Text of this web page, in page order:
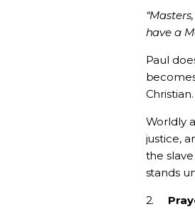
have a
Paul
Christian.
Worldly
justice,
the
stands
2.